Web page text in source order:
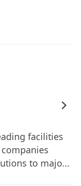
facilities
to major